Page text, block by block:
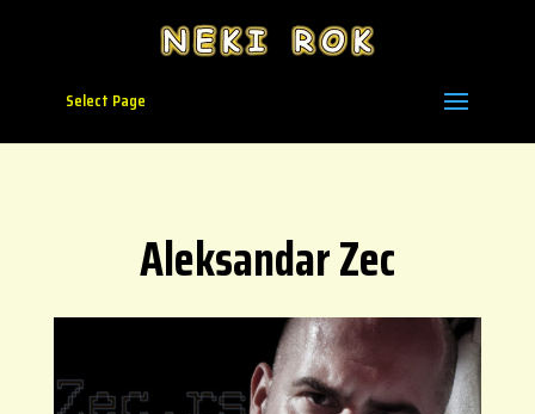
Select Page
Aleksandar Zec